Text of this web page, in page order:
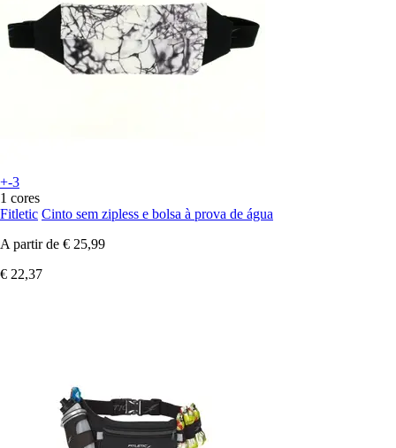
+-3
1 cores
Fitletic Cinto sem zipless e bolsa à prova de água
A partir de € 25,99
€ 22,37